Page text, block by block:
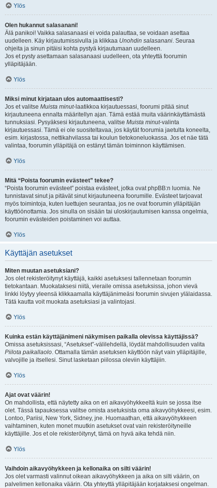
Ylös
Olen hukannut salasanani!
Älä panikoi! Vaikka salasanaasi ei voida palauttaa, se voidaan asettaa
uudelleen. Käy kirjautumissivulla ja klikkaa Unohdin salasanani. Seuraa
ohjeita ja sinun pitäisi kohta pystyä kirjautumaan uudelleen.
Jos et pysty asettamaan salasanaasi uudelleen, ota yhteyttä foorumin
ylläpitäjään.
Ylös
Miksi minut kirjataan ulos automaattisesti?
Jos et valitse Muista minut-laatikkoa kirjautuessasi, foorumi pitää sinut
kirjautuneena ennalta määritellyn ajan. Tämä estää muita väärinkäyttämästä
tunnuksiasi. Pysyäksesi kirjautuneena, valitse Muista minut-valinta
kirjautuessasi. Tämä ei ole suositeltavaa, jos käytät foorumia jaetulta koneelta,
esim. kirjastossa, nettikahvilassa tai koulun tietokoneluokassa. Jos et näe tätä
valintaa, foorumin ylläpitäjä on estänyt tämän toiminnon käyttämisen.
Ylös
Mitä “Poista foorumin evästeet” tekee?
“Poista foorumin evästeet” poistaa evästeet, jotka ovat phpBB:n luomia. Ne
tunnistavat sinut ja pitävät sinut kirjautuneena foorumille. Evästeet tarjoavat
myös toimintoja, kuten luettujen seurantaa, jos ne ovat foorumin ylläpitäjän
käyttöönottamia. Jos sinulla on sisään tai uloskirjautumisen kanssa ongelmia,
foorumin evästeiden poistaminen voi auttaa.
Ylös
Käyttäjän asetukset
Miten muutan asetuksiani?
Jos olet rekisteröitynyt käyttäjä, kaikki asetuksesi tallennetaan foorumin
tietokantaan. Muokataksesi niitä, vieraile omissa asetuksissa, johon vievä
linkki löytyy yleensä klikkaamalla käyttäjänimeäsi foorumin sivujen ylälaidassa.
Tätä kautta voit muokata asetuksiasi ja valintojasi.
Ylös
Kuinka estän käyttäjänimeni näkymisen paikalla olevissa käyttäjissä?
Omissa asetuksissasi, “Asetukset”-välilehdellä, löydät mahdollisuuden valita
Piilota paikallaolo. Ottamalla tämän asetuksen käyttöön näyt vain ylläpitäjille,
valvojille ja itsellesi. Sinut lasketaan piilossa oleviin käyttäjiin.
Ylös
Ajat ovat väärin!
On mahdollista, että näytetty aika on eri aikavyöhykkeeltä kuin se jossa itse
olet. Tässä tapauksessa valitse omista asetuksista oma aikavyöhykkeesi, esim.
Lontoo, Pariisi, New York, Sidney, jne. Huomaathan, että aikavyöhykkeen
vaihtaminen, kuten monet muutkin asetukset ovat vain rekisteröityneille
käyttäjille. Jos et ole rekisteröitynyt, tämä on hyvä aika tehdä niin.
Ylös
Vaihdoin aikavyöhykkeen ja kellonaika on silti väärin!
Jos olet varmasti valinnut oikean aikavyöhykkeen ja aika on silti väärin, on
palvelimen kellonaika väärin. Ota yhteyttä ylläpitäjään korjataksesi ongelman.